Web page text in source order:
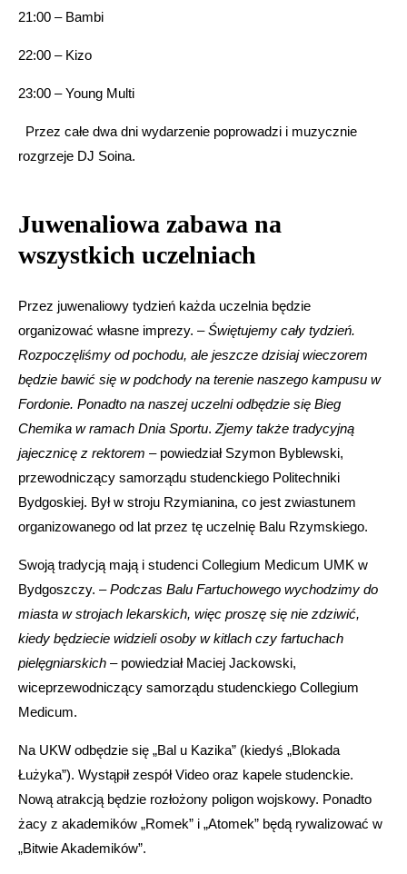
21:00 – Bambi
22:00 – Kizo
23:00 – Young Multi
Przez całe dwa dni wydarzenie poprowadzi i muzycznie
rozgrzeje DJ Soina.
Juwenaliowa zabawa na
wszystkich uczelniach
Przez juwenaliowy tydzień każda uczelnia będzie
organizować własne imprezy. –Świętujemy cały tydzień.
Rozpoczęliśmy od pochodu, ale jeszcze dzisiaj wieczorem
będzie bawić się w podchody na terenie naszego kampusu w
Fordonie. Ponadto na naszej uczelni odbędzie się Bieg
Chemika w ramach Dnia Sportu. Zjemy także tradycyjną
jajecznicę z rektorem – powiedział Szymon Byblewski,
przewodniczący samorządu studenckiego Politechniki
Bydgoskiej. Był w stroju Rzymianina, co jest zwiastunem
organizowanego od lat przez tę uczelnię Balu Rzymskiego.
Swoją tradycją mają i studenci Collegium Medicum UMK w
Bydgoszczy. –Podczas Balu Fartuchowego wychodzimy do
miasta w strojach lekarskich, więc proszę się nie zdziwić,
kiedy będziecie widzieli osoby w kitlach czy fartuchach
pielęgniarskich – powiedział Maciej Jackowski,
wiceprzewodniczący samorządu studenckiego Collegium
Medicum.
Na UKW odbędzie się „Bal u Kazika” (kiedyś „Blokada
Łużyka”). Wystąpił zespół Video oraz kapele studenckie.
Nową atrakcją będzie rozłożony poligon wojskowy. Ponadto
żacy z akademików „Romek” i „Atomek” będą rywalizować w
„Bitwie Akademików”.